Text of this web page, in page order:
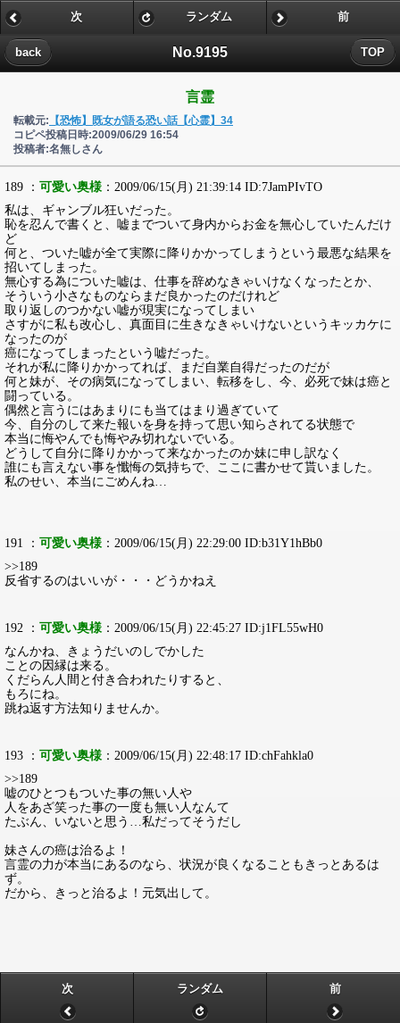
No.9195
back TOP
次 ランダム 前
言霊
転載元: 【恐怖】既女が語る恐い話【心霊】34
コピペ投稿日時:2009/06/29 16:54
投稿者:名無しさん
189 ： 可愛い奥様 ：2009/06/15(月) 21:39:14 ID:7JamPIvTO
私は、ギャンブル狂いだった。
恥を忍んで書くと、嘘までついて身内からお金を無心していたんだけ
ど
何と、ついた嘘が全て実際に降りかかってしまうという最悪な結果を
招いてしまった。
無心する為についた嘘は、仕事を辞めなきゃいけなくなったとか、
そういう小さなものならまだ良かったのだけれど
取り返しのつかない嘘が現実になってしまい
さすがに私も改心し、真面目に生きなきゃいけないというキッカケに
なったのが
癌になってしまったという嘘だった。
それが私に降りかかってれば、まだ自業自得だったのだが
何と妹が、その病気になってしまい、転移をし、今、必死で妹は癌と
闘っている。
偶然と言うにはあまりにも当てはまり過ぎていて
今、自分のして来た報いを身を持って思い知らされてる状態で
本当に悔やんでも悔やみ切れないでいる。
どうして自分に降りかかって来なかったのか妹に申し訳なく
誰にも言えない事を懺悔の気持ちで、ここに書かせて貰いました。
私のせい、本当にごめんね…
191 ： 可愛い奥様 ：2009/06/15(月) 22:29:00 ID:b31Y1hBb0
>>189
反省するのはいいが・・・どうかねえ
192 ： 可愛い奥様 ：2009/06/15(月) 22:45:27 ID:j1FL55wH0
なんかね、きょうだいのしでかした
ことの因縁は来る。
くだらん人間と付き合われたりすると、
もろにね。
跳ね返す方法知りませんか。
193 ： 可愛い奥様 ：2009/06/15(月) 22:48:17 ID:chFahkla0
>>189
嘘のひとつもついた事の無い人や
人をあざ笑った事の一度も無い人なんて
たぶん、いないと思う…私だってそうだし
妹さんの癌は治るよ！
言霊の力が本当にあるのなら、状況が良くなることもきっとあるは
ず。
だから、きっと治るよ！元気出して。
次 ランダム 前